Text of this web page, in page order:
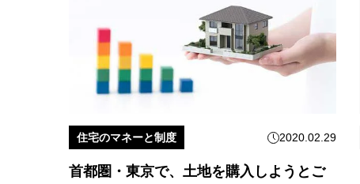
住宅のマネーと制度 2020.02.29
首都圏・東京で、土地を購入しようとご